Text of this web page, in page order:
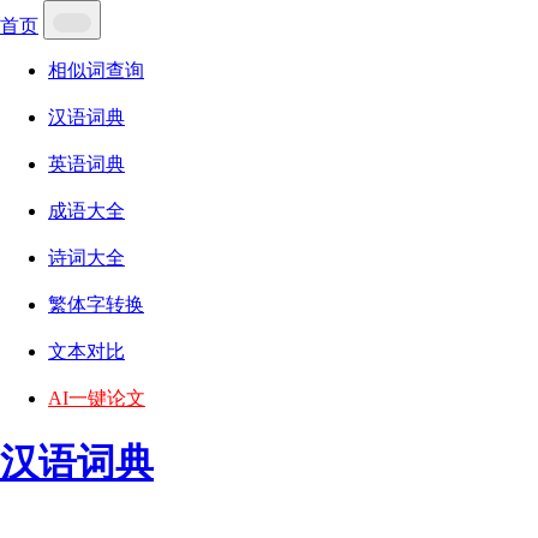
首页
相似词查询
汉语词典
英语词典
成语大全
诗词大全
繁体字转换
文本对比
AI一键论文
汉语词典